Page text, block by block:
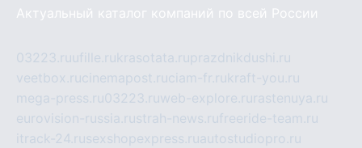
Актуальный каталог компаний по всей России
03223.ruufille.rukrasotata.ruprazdnikdushi.ru
veetbox.rucinemapost.ruciam-fr.rukraft-you.ru
mega-press.ru03223.ruweb-explore.ru rastenuya.ru
eurovision-russia.rustrah-news.rufreeride-team.ru
itrack-24.rusexshopexpress.ruautostudiopro.ru